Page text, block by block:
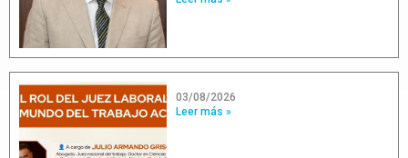
03/08/2026
Leer más »